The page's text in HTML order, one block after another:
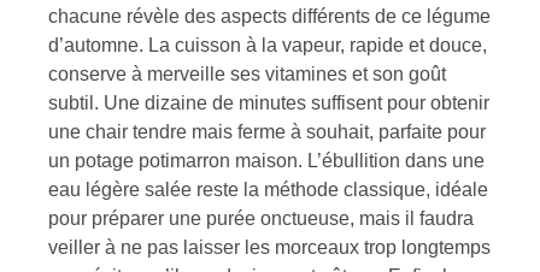
chacune révèle des aspects différents de ce légume
d’automne. La cuisson à la vapeur, rapide et douce,
conserve à merveille ses vitamines et son goût
subtil. Une dizaine de minutes suffisent pour obtenir
une chair tendre mais ferme à souhait, parfaite pour
un potage potimarron maison. L’ébullition dans une
eau légère salée reste la méthode classique, idéale
pour préparer une purée onctueuse, mais il faudra
veiller à ne pas laisser les morceaux trop longtemps